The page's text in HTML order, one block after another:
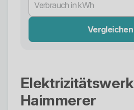
Vergleichen
Elektrizitätswerk
Haimmerer